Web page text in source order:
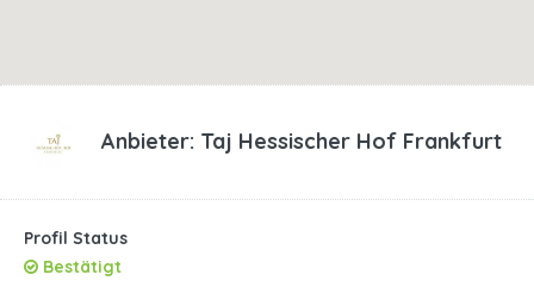
Anbieter: Taj Hessischer Hof Frankfurt
Profil Status
Bestätigt